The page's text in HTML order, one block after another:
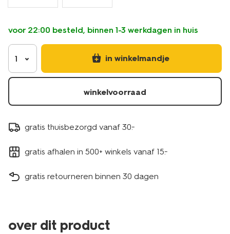
voor 22:00 besteld, binnen 1-3 werkdagen in huis
1 in winkelmandje
winkelvoorraad
gratis thuisbezorgd vanaf 30.-
gratis afhalen in 500+ winkels vanaf 15.-
gratis retourneren binnen 30 dagen
over dit product